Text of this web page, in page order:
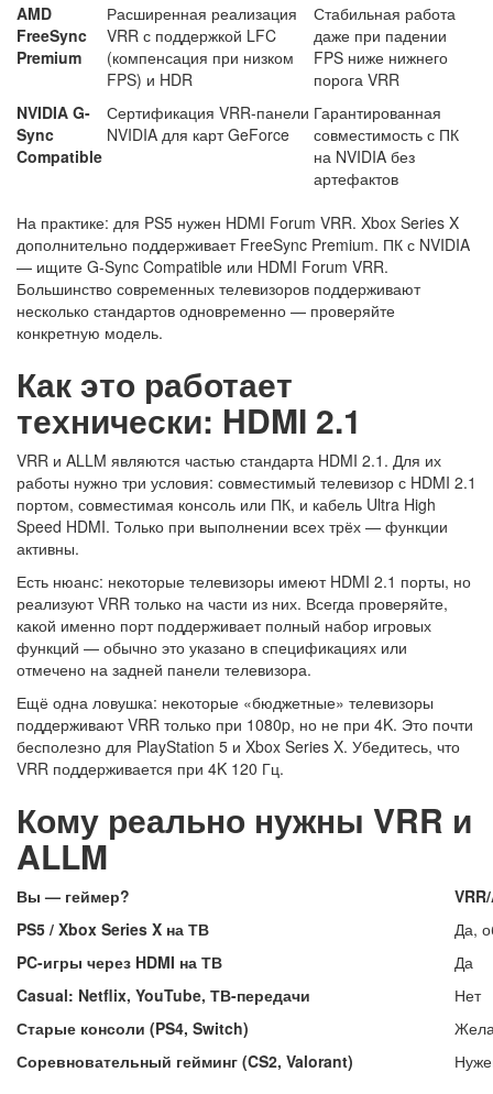
AMD
FreeSync
Premium
Расширенная реализация
VRR с поддержкой LFC
(компенсация при низком
FPS) и HDR
Стабильная работа
даже при падении
FPS ниже нижнего
порога VRR
NVIDIA G-
Sync
Compatible
Сертификация VRR-панели
NVIDIA для карт GeForce
Гарантированная
совместимость с ПК
на NVIDIA без
артефактов
На практике: для PS5 нужен HDMI Forum VRR. Xbox Series X
дополнительно поддерживает FreeSync Premium. ПК с NVIDIA
— ищите G-Sync Compatible или HDMI Forum VRR.
Большинство современных телевизоров поддерживают
несколько стандартов одновременно — проверяйте
конкретную модель.
Как это работает
технически: HDMI 2.1
VRR и ALLM являются частью стандарта HDMI 2.1. Для их
работы нужно три условия: совместимый телевизор с HDMI 2.1
портом, совместимая консоль или ПК, и кабель Ultra High
Speed HDMI. Только при выполнении всех трёх — функции
активны.
Есть нюанс: некоторые телевизоры имеют HDMI 2.1 порты, но
реализуют VRR только на части из них. Всегда проверяйте,
какой именно порт поддерживает полный набор игровых
функций — обычно это указано в спецификациях или
отмечено на задней панели телевизора.
Ещё одна ловушка: некоторые «бюджетные» телевизоры
поддерживают VRR только при 1080p, но не при 4K. Это почти
бесполезно для PlayStation 5 и Xbox Series X. Убедитесь, что
VRR поддерживается при 4K 120 Гц.
Кому реально нужны VRR и
ALLM
Вы — геймер?
PS5 / Xbox Series X на ТВ
Да,
PC-игры через HDMI на ТВ
Да
Casual: Netflix, YouTube, ТВ-передачи
Нет
Старые консоли (PS4, Switch)
Соревновательный гейминг (CS2, Valorant)